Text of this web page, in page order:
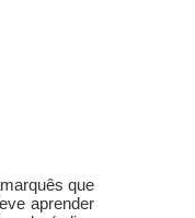
que
aprender